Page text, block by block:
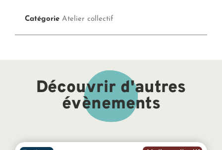
Catégorie Atelier collectif
Découvrir d'autres
évènements